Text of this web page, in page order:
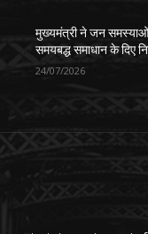
मुख्यमंत्री ने जन समस्याओं
समयबद्ध समाधान के दिए
24/07/2026